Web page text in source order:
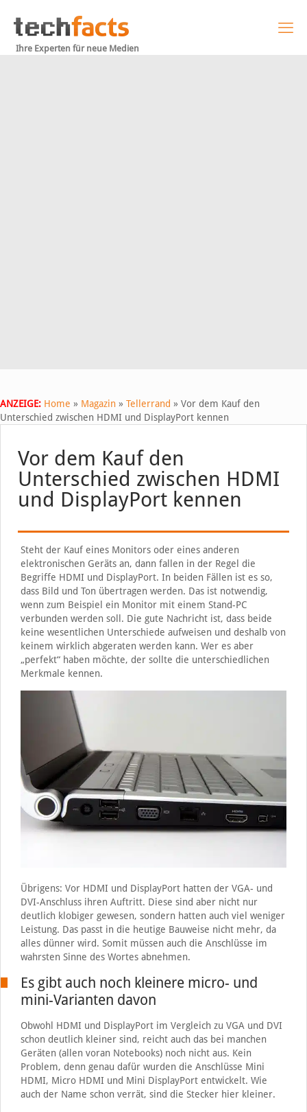
Ihre Experten für neue Medien
ANZEIGE: Home » Magazin » Tellerrand » Vor dem Kauf den
Unterschied zwischen HDMI und DisplayPort kennen
Vor dem Kauf den
Unterschied zwischen HDMI
und DisplayPort kennen
Steht der Kauf eines Monitors oder eines anderen
elektronischen Geräts an, dann fallen in der Regel die
Begriffe HDMI und DisplayPort. In beiden Fällen ist es so,
dass Bild und Ton übertragen werden. Das ist notwendig,
wenn zum Beispiel ein Monitor mit einem Stand-PC
verbunden werden soll. Die gute Nachricht ist, dass beide
keine wesentlichen Unterschiede aufweisen und deshalb von
keinem wirklich abgeraten werden kann. Wer es aber
„perfekt“ haben möchte, der sollte die unterschiedlichen
Merkmale kennen.
Übrigens: Vor HDMI und DisplayPort hatten der VGA- und
DVI-Anschluss ihren Auftritt. Diese sind aber nicht nur
deutlich klobiger gewesen, sondern hatten auch viel weniger
Leistung. Das passt in die heutige Bauweise nicht mehr, da
alles dünner wird. Somit müssen auch die Anschlüsse im
wahrsten Sinne des Wortes abnehmen.
Es gibt auch noch kleinere micro- und
mini-Varianten davon
Obwohl HDMI und DisplayPort im Vergleich zu VGA und DVI
schon deutlich kleiner sind, reicht auch das bei manchen
Geräten (allen voran Notebooks) noch nicht aus. Kein
Problem, denn genau dafür wurden die Anschlüsse Mini
HDMI, Micro HDMI und Mini DisplayPort entwickelt. Wie
auch der Name schon verrät, sind die Stecker hier kleiner.